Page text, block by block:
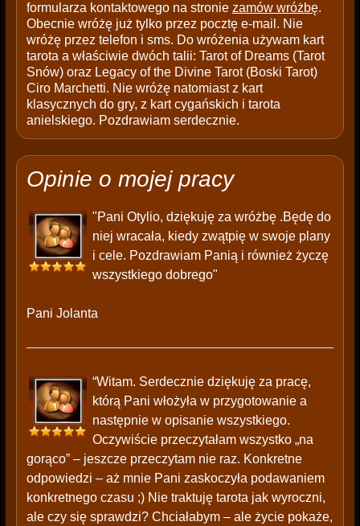
formularza kontaktowego na stronie zamów wróżbę.
Obecnie wróżę już tylko przez pocztę e-mail. Nie
wróżę przez telefon i sms. Do wróżenia używam kart
tarota a właściwie dwóch talii: Tarot of Dreams (Tarot
Snów) oraz Legacy of the Divine Tarot (Boski Tarot)
Ciro Marchetti. Nie wróżę natomiast z kart
klasycznych do gry, z kart cygańskich i tarota
anielskiego. Pozdrawiam serdecznie.
Opinie o mojej pracy
"Pani Otylio, dziękuję za wróżbę .Będę do
niej wracała, kiedy zwątpię w swoje plany
i cele. Pozdrawiam Panią i również życzę
wszystkiego dobrego"
Pani Jolanta
“Witam. Serdecznie dziękuję za pracę,
którą Pani włożyła w przygotowanie a
następnie w opisanie wszystkiego.
Oczywiście przeczytałam wszystko „na
gorąco” – jeszcze przeczytam nie raz. Konkretne
odpowiedzi – aż mnie Pani zaskoczyła podawaniem
konkretnego czasu ;) Nie traktuję tarota jak wyroczni,
ale czy się sprawdzi? Chciałabym – ale życie pokaże,